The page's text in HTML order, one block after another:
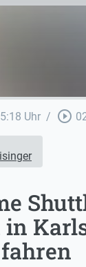
Uhr / play_circle_outline